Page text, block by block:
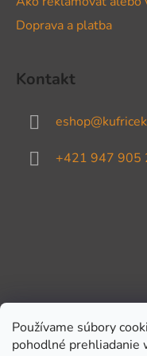
Používame súbory
pohodlné prehliadanie
Doprava a platba
Kontakt
eshop@
+421 947 905